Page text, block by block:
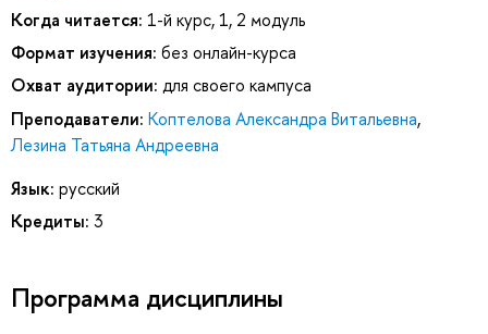
Когда читается: 1-й курс, 1, 2 модуль
Формат изучения: без онлайн-курса
Охват аудитории: для своего кампуса
Преподаватели: Коптелова Александра Витальевна,
Лезина Татьяна Андреевна
Язык: русский
Кредиты: 3
Программа дисциплины